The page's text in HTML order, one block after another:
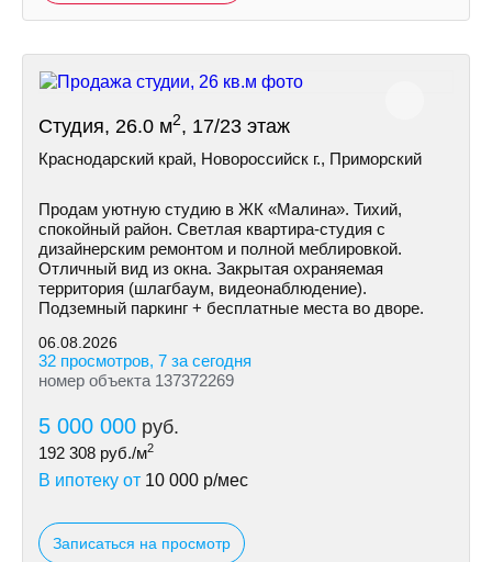
Студия, 26.0 м2, 17/23 этаж
Краснодарский край, Новороссийск г., Приморский
Продам уютную студию в ЖК «Малина». Тихий,
спокойный район. Светлая квартира-студия с
дизайнерским ремонтом и полной меблировкой.
Отличный вид из окна. Закрытая охраняемая
территория (шлагбаум, видеонаблюдение).
Подземный паркинг + бесплатные места во дворе.
06.08.2026
32 просмотров, 7 за сегодня
номер объекта 137372269
5 000 000 руб.
192 308 руб./м2
В ипотеку от 10 000 р/мес
Записаться на просмотр